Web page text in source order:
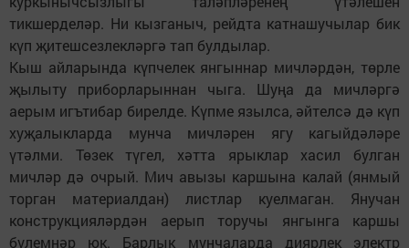
тикшерделәр. Ни кызганыч, рейдта катнашучылар бик
күп җитешсезлекләргә тап булдылар.
Кыш айларында күпчелек янгыннар мичләрдән, төрле
җылыту приборларыннан чыга. Шуңа да мичләргә
аерым игътибар бирелде. Күпме язылса, әйтелсә дә күп
хуҗалыкларда мунча мичләрен ягу кагыйдәләре
үтәлми. Төзек түгел, хәтта ярыклар хасил булган
мичләр дә очрый. Мич авызы каршына калай (янмый
торган материалдан) листлар куелмаган. Янучан
конструкцияләрдән аерып торучы янгынга каршы
бүлемнәр юк. Барлык мунчаларда диярлек электр